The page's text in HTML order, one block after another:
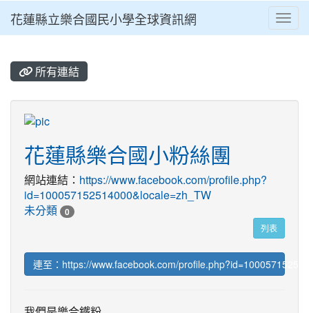
⏸
花蓮縣立樂合國民小學全球資訊網
所有連結
花蓮縣樂合國小粉絲團
網站連結： https://www.facebook.com/profile.php?
id=100057152514000&locale=zh_TW
未分類
0
列表
連至：https://www.facebook.com/